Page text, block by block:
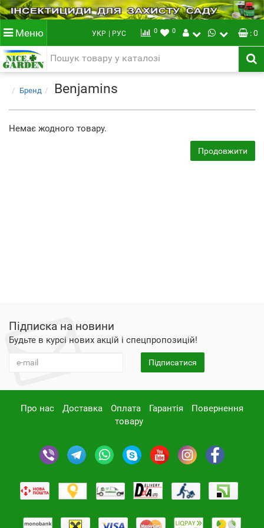
Меню УКР | РУС 0 0 : 0
Бренд Benjamins
Немає жодного товару.
Продовжити
Підписка на новини
Будьте в курсі нових акцій і спецпропозицій!
Підписатися
Про нас Доставка Оплата Гарантія
Повернення
товару